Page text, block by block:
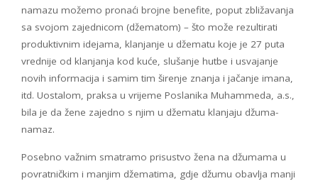
namazu možemo pronaći brojne benefite, poput zbližavanja
sa svojom zajednicom (džematom) – što može rezultirati
produktivnim idejama, klanjanje u džematu koje je 27 puta
vrednije od klanjanja kod kuće, slušanje hutbe i usvajanje
novih informacija i samim tim širenje znanja i jačanje imana,
itd. Uostalom, praksa u vrijeme Poslanika Muhammeda, a.s.,
bila je da žene zajedno s njim u džematu klanjaju džuma-
namaz.
Posebno važnim smatramo prisustvo žena na džumama u
povratničkim i manjim džematima, gdje džumu obavlja manji